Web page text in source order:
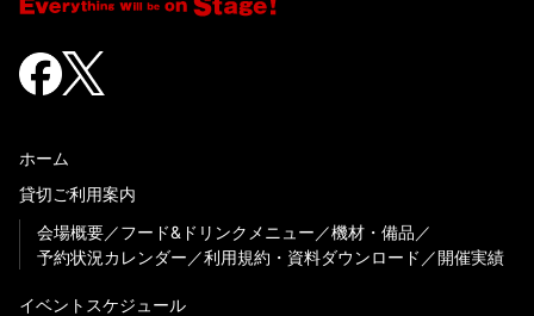
ホーム
貸切ご利用案内
会場概要
フード&ドリンクメニュー
機材・備品
予約状況カレンダー
利用規約・資料ダウンロード 開催実績
イベントスケジュール